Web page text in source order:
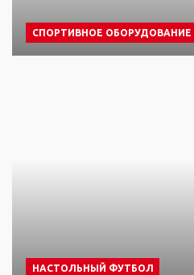
СПОРТИВНОЕ ОБОРУДОВАНИЕ
НАСТОЛЬНЫЙ ФУТБОЛ